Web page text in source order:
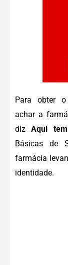
Para obter o
achar a
dizAqui
Básicas de
farmácia
identidade.